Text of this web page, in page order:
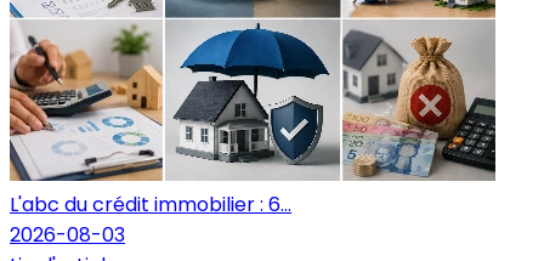
L'abc du crédit immobilier : 6...
2026-08-03